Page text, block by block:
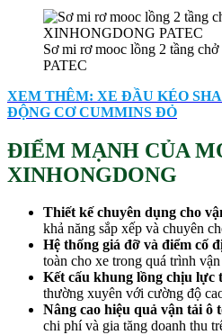
Sơ mi rơ mooc lồng 2 tầng
PATEC
XEM THÊM: XE ĐẦU KÉO
ĐỘNG CƠ CUMMINS ĐỎ
ĐIỂM MẠNH CỦA
XINHONGDONG
Thiết kế chuyên dụng cho
khả năng sắp xếp và chuyên
Hệ thống giá đỡ và điểm cố
toàn cho xe trong quá trình
Kết cấu khung lồng chịu lực
thường xuyên với cường độ
Nâng cao hiệu quả vận tải ô
chi phí và gia tăng doanh thu